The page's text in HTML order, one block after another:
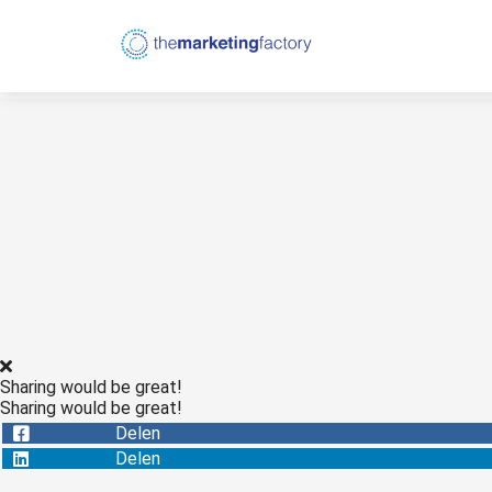
Sharing would be great!
Sharing would be great!
Delen
Delen